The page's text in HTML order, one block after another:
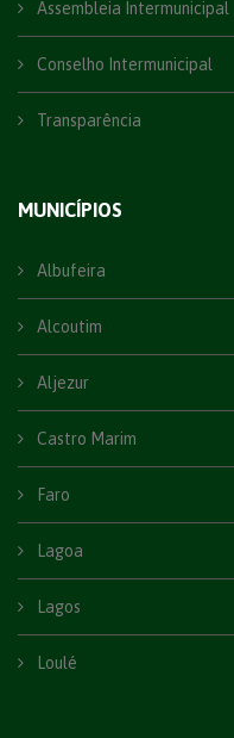
Assembleia Intermunicipal
Conselho Intermunicipal
Transparência
MUNICÍPIOS
Albufeira
Alcoutim
Aljezur
Castro Marim
Faro
Lagoa
Lagos
Loulé